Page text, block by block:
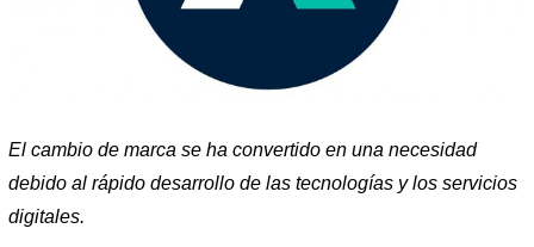
El cambio de marca se ha convertido en una necesidad
debido al rápido desarrollo de las tecnologías y los servicios
digitales.